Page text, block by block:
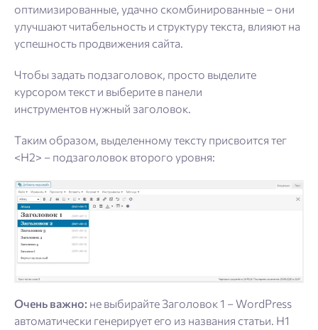
оптимизированные, удачно скомбинированные – они
улучшают читабельность и структуру текста, влияют на
успешность продвижения сайта.
Чтобы задать подзаголовок, просто выделите
курсором текст и выберите в панели
инструментов нужный заголовок.
Таким образом, выделенному тексту присвоится тег
<H2> – подзаголовок второго уровня:
Очень важно: не выбирайте Заголовок 1 – WordPress
автоматически генерирует его из названия статьи. H1